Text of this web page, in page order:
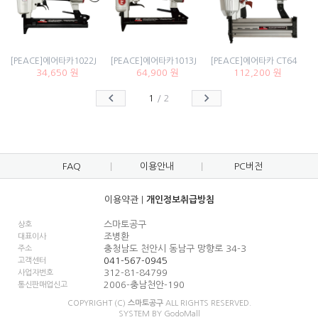
[PEACE]에어타카1022J
34,650 원
[PEACE]에어타카1013J
64,900 원
[PEACE]에어타카 CT64
112,200 원
1 / 2
FAQ 이용안내 PC버전
이용약관| 개인정보취급방침
상호 스마토공구
대표이사 조병환
주소 충청남도 천안시 동남구 망향로 34-3
고객센터 041-567-0945
사업자번호 312-81-84799
통신판매업신고 2006-충남천안-190
COPYRIGHT (C) 스마토공구ALL RIGHTS RESERVED.
SYSTEM BY GodoMall